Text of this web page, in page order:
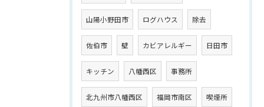
山陽小野田市 ログハウス 除去
佐伯市 壁 カビアレルギー 日田市
キッチン 八幡西区 事務所
北九州市八幡西区 福岡市南区 喫煙所